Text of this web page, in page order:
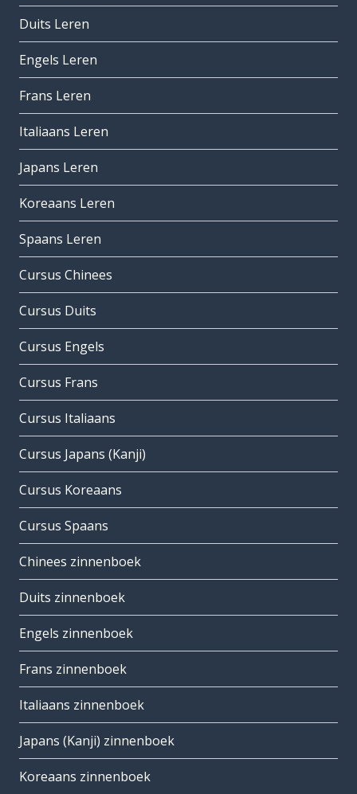
Duits Leren
Engels Leren
Frans Leren
Italiaans Leren
Japans Leren
Koreaans Leren
Spaans Leren
Cursus Chinees
Cursus Duits
Cursus Engels
Cursus Frans
Cursus Italiaans
Cursus Japans (Kanji)
Cursus Koreaans
Cursus Spaans
Chinees zinnenboek
Duits zinnenboek
Engels zinnenboek
Frans zinnenboek
Italiaans zinnenboek
Japans (Kanji) zinnenboek
Koreaans zinnenboek